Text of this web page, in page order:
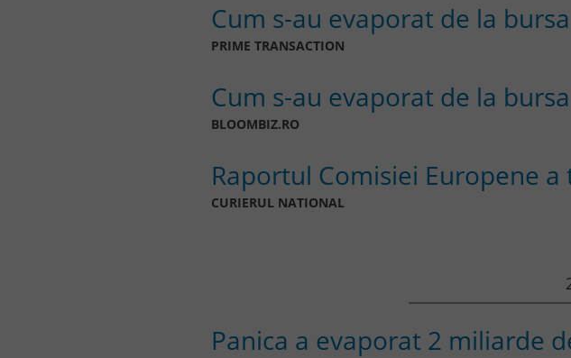
Cum s-au evaporat de la
PRIME TRANSACTION
Cum s-au evaporat de la
BLOOMBIZ.RO
Raportul Comisiei Europene a
CURIERUL NATIONAL
Panica a evaporat 2 miliarde